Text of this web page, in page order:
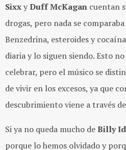
SixxyDuff McKagan cuentan
drogas, pero nada se
Benzedrina, esteroides y
diaria y lo siguen siendo. Esto
celebrar, pero el músico se
de vivir en los excesos, ya que
descubrimiento viene a través
Si ya no queda mucho deBilly
porque lo hemos olvidado y